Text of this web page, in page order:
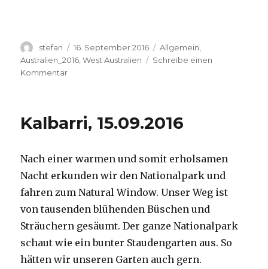
Autor
stefan
Veröffentlicht
am
16. September 2016 Kategorien
Allgemein
Australien_2016 ,West Australien
Schreibe einen
Kommentarzu
Kalbarri, 15.09.2016
Nach einer warmen und somit erholsamen
Nacht erkunden wir den Nationalpark und
fahren zum Natural Window. Unser Weg ist
von tausenden blühenden Büschen und
Sträuchern gesäumt. Der ganze Nationalpark
schaut wie ein bunter Staudengarten aus. So
hätten wir unseren Garten auch gern.